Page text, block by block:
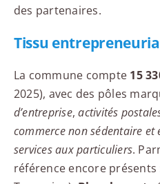
des partenaires.
Tissu
La commune compte 15
2025), avec des pôles
d’entreprise,activités
commerce non sédentaire et
services aux particuliers.
référence encore présents